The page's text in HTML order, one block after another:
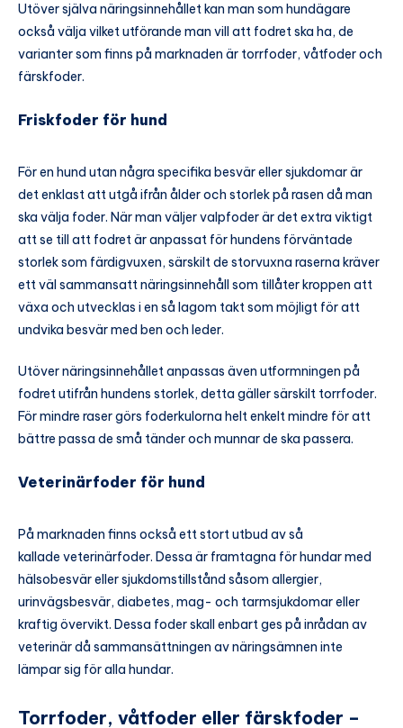
Utöver själva näringsinnehållet kan man som hundägare
också välja vilket utförande man vill att fodret ska ha, de
varianter som finns på marknaden är torrfoder, våtfoder och
färskfoder.
Friskfoder för hund
För en hund utan några specifika besvär eller sjukdomar är
det enklast att utgå ifrån ålder och storlek på rasen då man
ska välja foder. När man väljer valpfoder är det extra viktigt
att se till att fodret är anpassat för hundens förväntade
storlek som färdigvuxen, särskilt de storvuxna raserna kräver
ett väl sammansatt näringsinnehåll som tillåter kroppen att
växa och utvecklas i en så lagom takt som möjligt för att
undvika besvär med ben och leder.
Utöver näringsinnehållet anpassas även utformningen på
fodret utifrån hundens storlek, detta gäller särskilt torrfoder.
För mindre raser görs foderkulorna helt enkelt mindre för att
bättre passa de små tänder och munnar de ska passera.
Veterinärfoder för hund
På marknaden finns också ett stort utbud av så
kallade veterinärfoder. Dessa är framtagna för hundar med
hälsobesvär eller sjukdomstillstånd såsom allergier,
urinvägsbesvär, diabetes, mag- och tarmsjukdomar eller
kraftig övervikt. Dessa foder skall enbart ges på inrådan av
veterinär då sammansättningen av näringsämnen inte
lämpar sig för alla hundar.
Torrfoder, våtfoder eller färskfoder –